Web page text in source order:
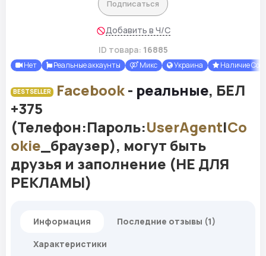
Подписаться
Добавить в Ч/С
ID товара: 16885
Нет Реальные аккаунты Микс Украина Наличие
BESTSELLER Facebook- реальные, БЕЛ
+375
(Телефон:Пароль:UserAgent|Co
okie _браузер), могут быть
друзья и заполнение (НЕ ДЛЯ
РЕКЛАМЫ)
Информация
Последние отзывы (1)
Характеристики